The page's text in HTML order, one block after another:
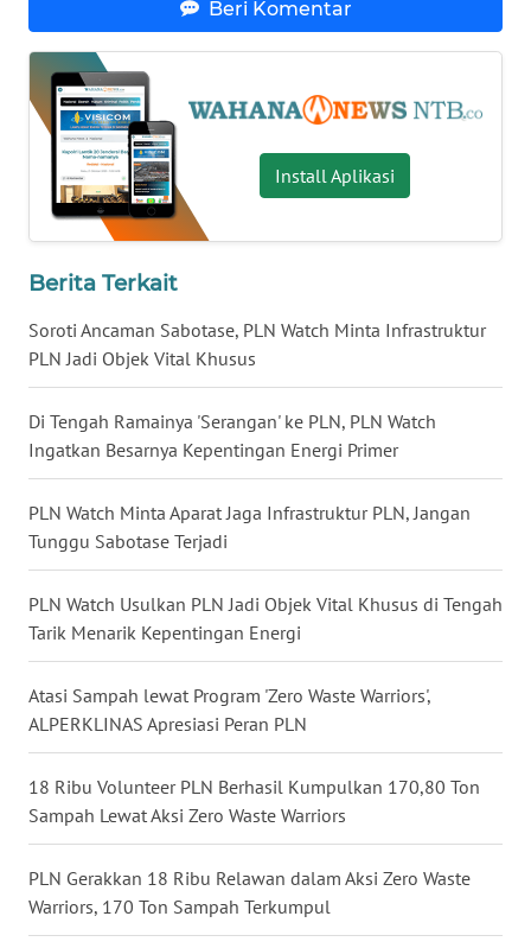
Beri Komentar
Install Aplikasi
Berita Terkait
Soroti Ancaman Sabotase, PLN Watch Minta Infrastruktur
PLN Jadi Objek Vital Khusus
Di Tengah Ramainya 'Serangan' ke PLN, PLN Watch
Ingatkan Besarnya Kepentingan Energi Primer
PLN Watch Minta Aparat Jaga Infrastruktur PLN, Jangan
Tunggu Sabotase Terjadi
PLN Watch Usulkan PLN Jadi Objek Vital Khusus di Tengah
Tarik Menarik Kepentingan Energi
Atasi Sampah lewat Program 'Zero Waste Warriors',
ALPERKLINAS Apresiasi Peran PLN
18 Ribu Volunteer PLN Berhasil Kumpulkan 170,80 Ton
Sampah Lewat Aksi Zero Waste Warriors
PLN Gerakkan 18 Ribu Relawan dalam Aksi Zero Waste
Warriors, 170 Ton Sampah Terkumpul
WN
KALTENG
WN
KALTARA
WN
WN
KALTIM
WN
WN
WN
WN
MALUT
WN
DAIRI
WN
DANAU